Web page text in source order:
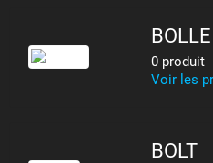
BOLLE
0 produit
Voir les
BOLT